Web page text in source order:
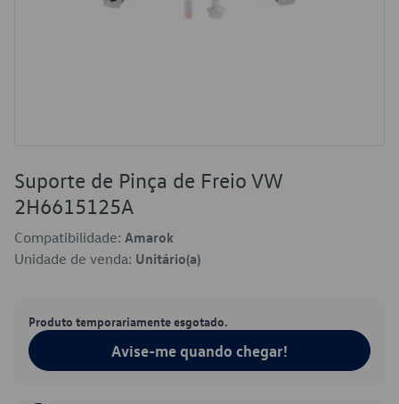
Suporte de Pinça de Freio VW
2H6615125A
Compatibilidade: Amarok
Unidade de venda: Unitário(a)
Produto temporariamente esgotado.
Avise-me quando chegar!